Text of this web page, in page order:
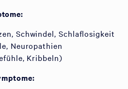
Schwindel, Schlaflosigkeit
Neuropathien
Kribbeln)